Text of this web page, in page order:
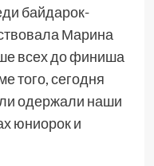
байдарок-
Марина
всех до финиша
того, сегодня
одержали наши
юниорок и